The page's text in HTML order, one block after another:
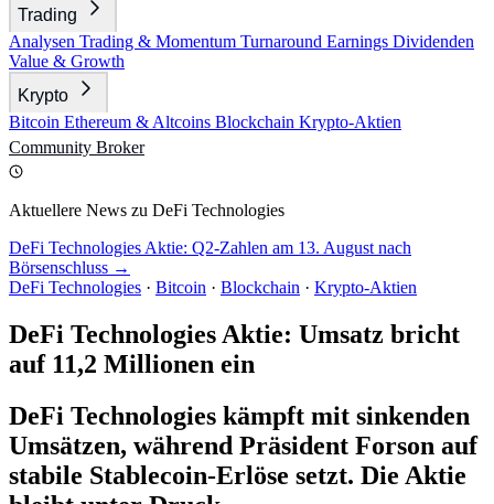
Trading
Analysen Trading & Momentum Turnaround Earnings Dividenden
Value & Growth
Krypto
Bitcoin Ethereum & Altcoins Blockchain Krypto-Aktien
Community Broker
Aktuellere News zu DeFi Technologies
DeFi Technologies Aktie: Q2-Zahlen am 13. August nach
Börsenschluss →
DeFi Technologies · Bitcoin · Blockchain · Krypto-Aktien
DeFi Technologies Aktie: Umsatz bricht
auf 11,2 Millionen ein
DeFi Technologies kämpft mit sinkenden
Umsätzen, während Präsident Forson auf
stabile Stablecoin-Erlöse setzt. Die Aktie